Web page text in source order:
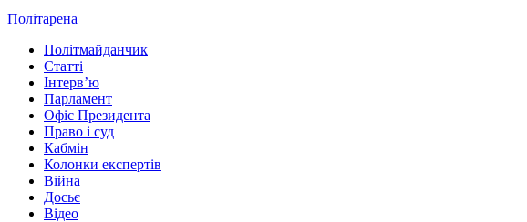
Політарена
Політмайданчик
Статті
Інтервʼю
Парламент
Офіс Президента
Право і суд
Кабмін
Колонки експертів
Війна
Досьє
Відео